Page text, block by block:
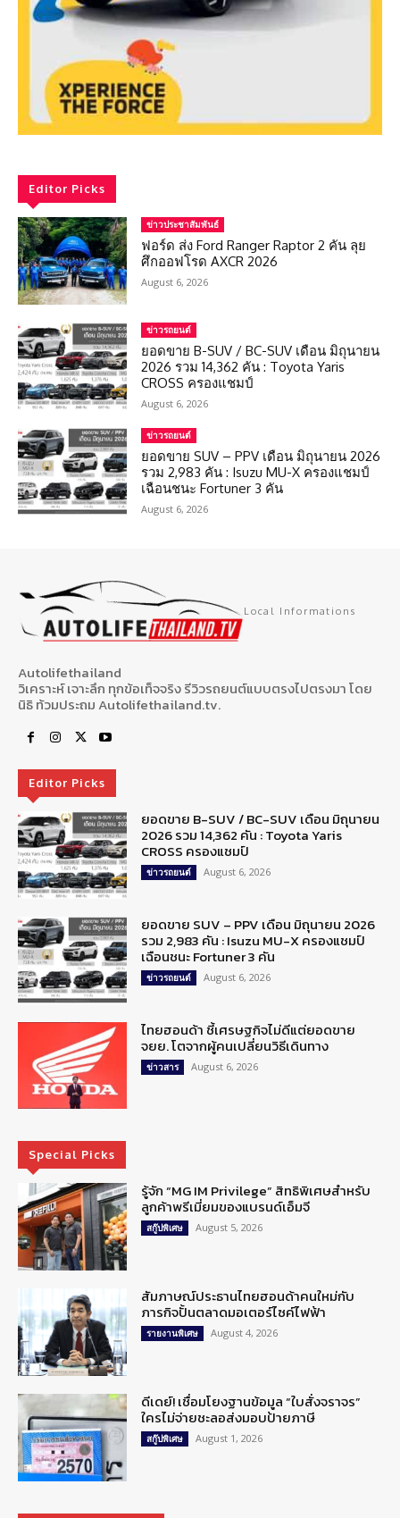
Editor Picks
ข่าวประชาสัมพันธ์
ฟอร์ด ส่ง Ford Ranger Raptor 2 คัน ลุย
ศึกออฟโรด AXCR 2026
August 6, 2026
ข่าวรถยนต์
ยอดขาย B-SUV / BC-SUV เดือน มิถุนายน
2026 รวม 14,362 คัน : Toyota Yaris
CROSS ครองแชมป์
August 6, 2026
ข่าวรถยนต์
ยอดขาย SUV – PPV เดือน มิถุนายน 2026
รวม 2,983 คัน : Isuzu MU-X ครองแชมป์
เฉือนชนะ Fortuner 3 คัน
August 6, 2026
Local Informations
Autolifethailand
วิเคราะห์ เจาะลึก ทุกข้อเท็จจริง รีวิวรถยนต์แบบตรงไปตรงมา โดย
นิธิ ท้วมประถม Autolifethailand.tv.
Editor Picks
ยอดขาย B-SUV / BC-SUV เดือน มิถุนายน
2026 รวม 14,362 คัน : Toyota Yaris
CROSS ครองแชมป์
ข่าวรถยนต์ August 6, 2026
ยอดขาย SUV – PPV เดือน มิถุนายน 2026
รวม 2,983 คัน : Isuzu MU-X ครองแชมป์
เฉือนชนะ Fortuner 3 คัน
ข่าวรถยนต์ August 6, 2026
ไทยฮอนด้า ชี้เศรษฐกิจไม่ดีแต่ยอดขาย
จยย. โตจากผู้คนเปลี่ยนวิธีเดินทาง
ข่าวสาร August 6, 2026
Special Picks
รู้จัก “MG IM Privilege” สิทธิพิเศษสำหรับ
ลูกค้าพรีเมี่ยมของแบรนด์เอ็มจี
สกู๊ปพิเศษ August 5, 2026
สัมภาษณ์ประธานไทยฮอนด้าคนใหม่กับ
ภารกิจปั้นตลาดมอเตอร์ไซค์ไฟฟ้า
รายงานพิเศษ August 4, 2026
ดีเดย์! เชื่อมโยงฐานข้อมูล “ใบสั่งจราจร”
ใครไม่จ่ายชะลอส่งมอบป้ายภาษี
สกู๊ปพิเศษ August 1, 2026